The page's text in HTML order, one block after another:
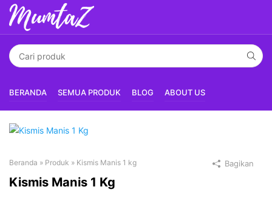
BERANDA SEMUA PRODUK BLOG ABOUT US
Beranda » Produk » Kismis Manis 1 kg
Kismis Manis 1 Kg
Bagikan